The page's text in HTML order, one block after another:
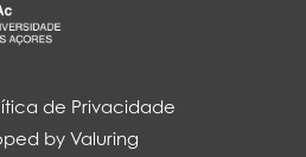
de Privacidade
by Valuring